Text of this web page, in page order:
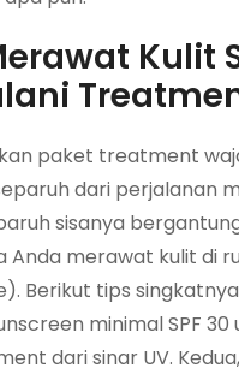
Kulit
paket treatment
dari perjalanan
sisanya
Anda merawat kulit di
Berikut tips
minimal SPF
dari sinar UV.